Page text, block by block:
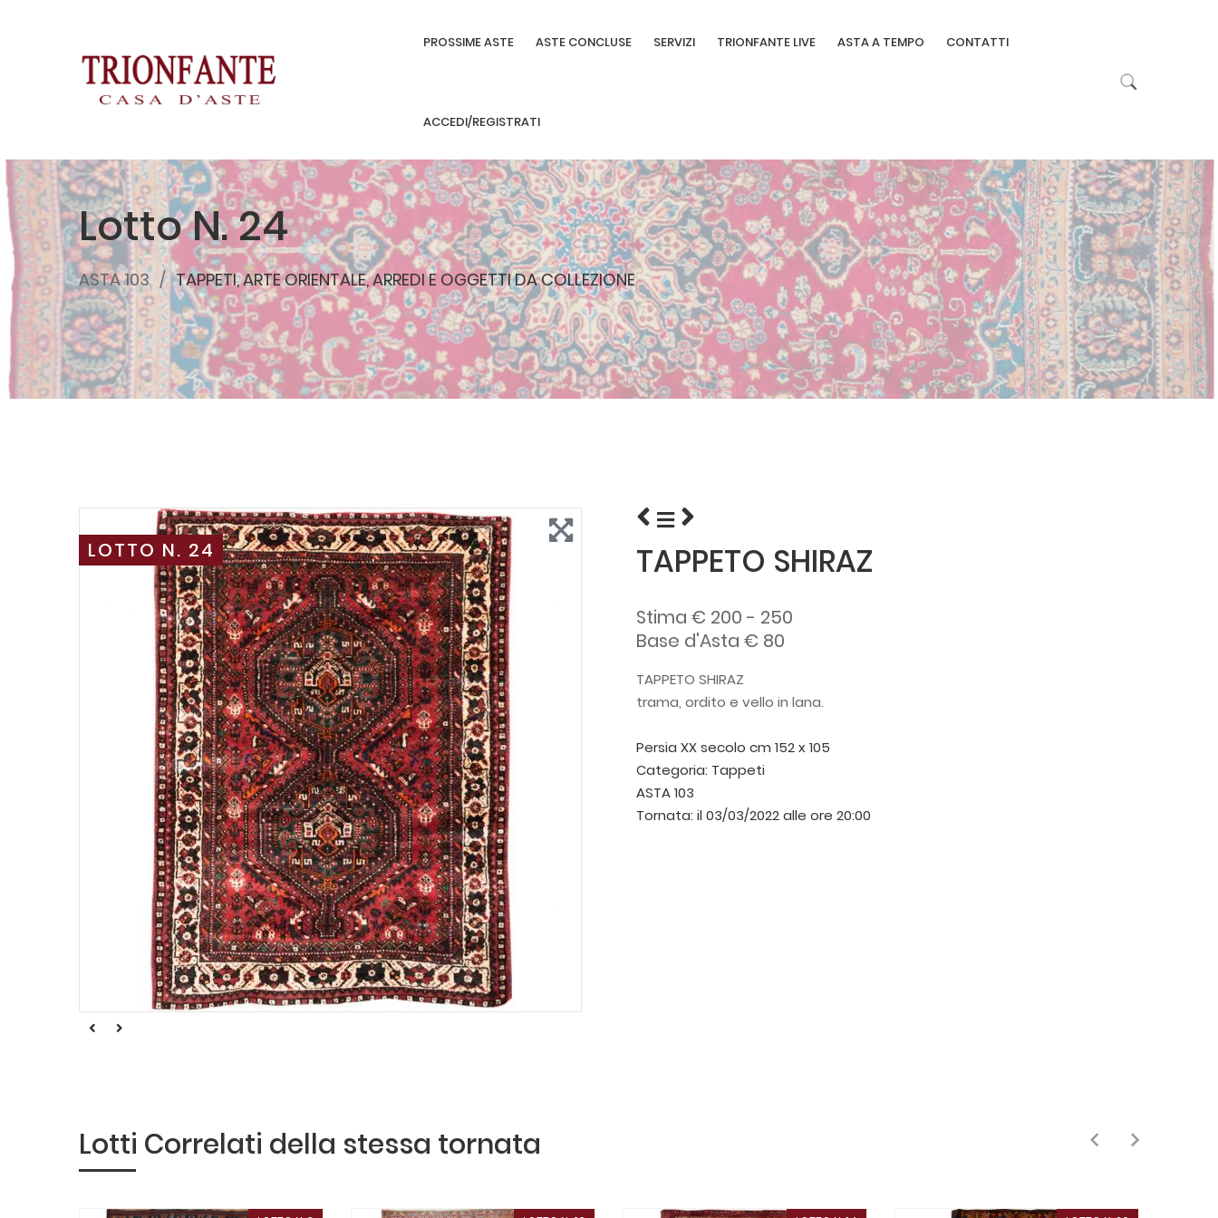
PROSSIME ASTE ASTE CONCLUSE SERVIZI TRIONFANTE LIVE ASTA A TEMPO CONTATTI
ACCEDI/REGISTRATI
Lotto N. 24
ASTA 103 TAPPETI, ARTE ORIENTALE, ARREDI E OGGETTI DA COLLEZIONE
LOTTO N. 24 TAPPETO SHIRAZ
Stima € 200 - 250
Base d'Asta € 80
TAPPETO SHIRAZ
trama, ordito e vello in lana.
Persia XX secolo cm 152 x 105
Categoria: Tappeti
ASTA 103
Tornata: il 03/03/2022 alle ore 20:00
Lotti Correlati della stessa tornata